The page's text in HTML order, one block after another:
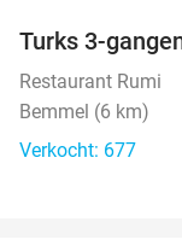
Turks 3-
Restaurant Rumi
Bemmel (6 km)
Verkocht: 677